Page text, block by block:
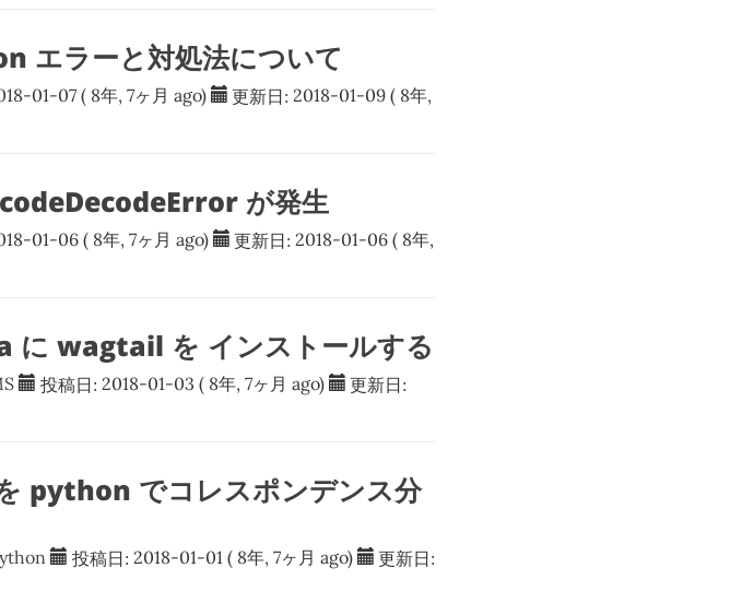
エラーと対処法について
01-07( 8年, 7ヶ月 ago) 更新日: 2018-01-09( 8年,
が発生
01-06( 8年, 7ヶ月 ago) 更新日: 2018-01-06( 8年,
wagtail を インストールする
投稿日: 2018-01-03 ( 8年, 7ヶ月 ago) 更新日:
python でコレスポンデンス分
投稿日: 2018-01-01( 8年, 7ヶ月 ago) 更新日: